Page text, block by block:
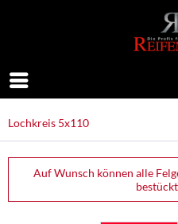
Lochkreis 5x110
Auf Wunsch können alle